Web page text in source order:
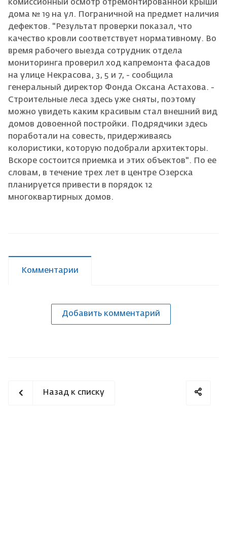
комиссионный осмотр отремонтированной крыши
дома № 19 на ул. Пограничной на предмет наличия
дефектов. "Результат проверки показал, что
качество кровли соответствует нормативному. Во
время рабочего выезда сотрудник отдела
мониторинга проверил ход капремонта фасадов
на улице Некрасова, 3, 5 и 7, - сообщила
генеральный директор Фонда Оксана Астахова. -
Строительные леса здесь уже сняты, поэтому
можно увидеть каким красивым стал внешний вид
домов довоенной постройки. Подрядчики здесь
поработали на совесть, придерживаясь
колористики, которую подобрали архитекторы.
Вскоре состоится приемка и этих объектов". По ее
словам, в течение трех лет в центре Озерска
планируется привести в порядок 12
многоквартирных домов.
Комментарии
Добавить комментарий
Назад к списку